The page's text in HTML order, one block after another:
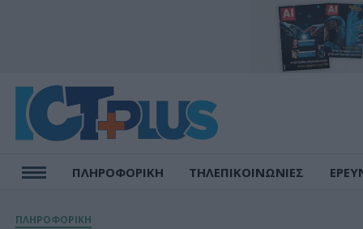
ΠΛΗΡΟΦΟΡΙΚΗ ΤΗΛΕΠΙΚΟΙΝΩΝΙΕΣ
ΠΛΗΡΟΦΟΡΙΚΗ